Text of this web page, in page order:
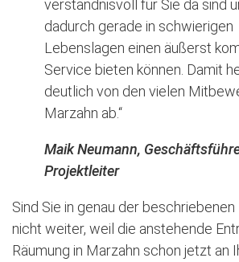
verständnisvoll für Sie da sind
dadurch gerade in schwierigen
Lebenslagen einen äußerst
Service bieten können. Damit
deutlich von den vielen
Marzahn ab.“
Maik Neumann,
Projektleiter
Sind Sie in genau der
nicht weiter, weil die anstehende
Räumung in Marzahn schon jetzt an